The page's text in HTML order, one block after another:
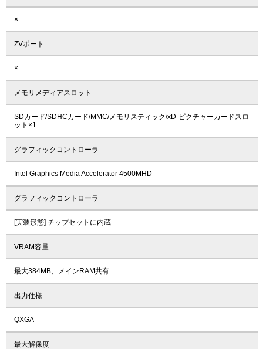
×
ZVポート
×
メモリメディアスロット
SDカード/SDHCカード/MMC/メモリスティック/xD-ピクチャーカードスロ
ット×1
グラフィックコントローラ
Intel Graphics Media Accelerator 4500MHD
グラフィックコントローラ
[実装形態] チップセットに内蔵
VRAM容量
最大384MB、メインRAM共有
出力仕様
QXGA
最大解像度